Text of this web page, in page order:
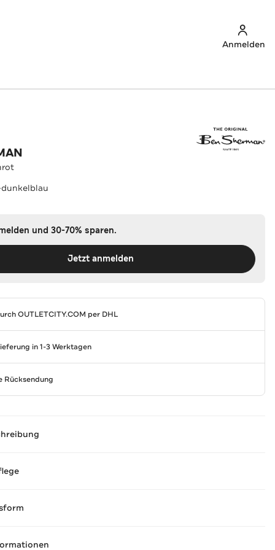
Anmelden
und 30-70% sparen.
Jetzt anmelden
OUTLETCITY.COM per DHL
in 1-3 Werktagen
Rücksendung